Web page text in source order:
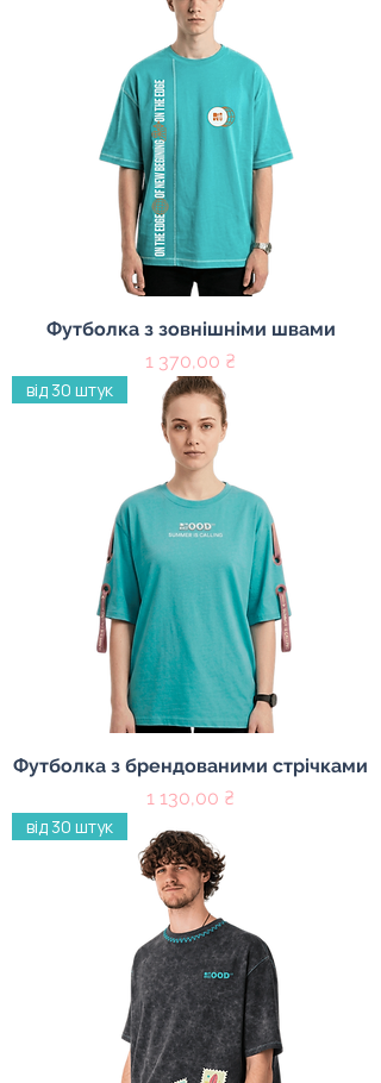
Футболка з зовнішніми швами
Цена
1 370,00 ₴
від 30 штук
Футболка з брендованими стрічками
Цена
1 130,00 ₴
від 30 штук